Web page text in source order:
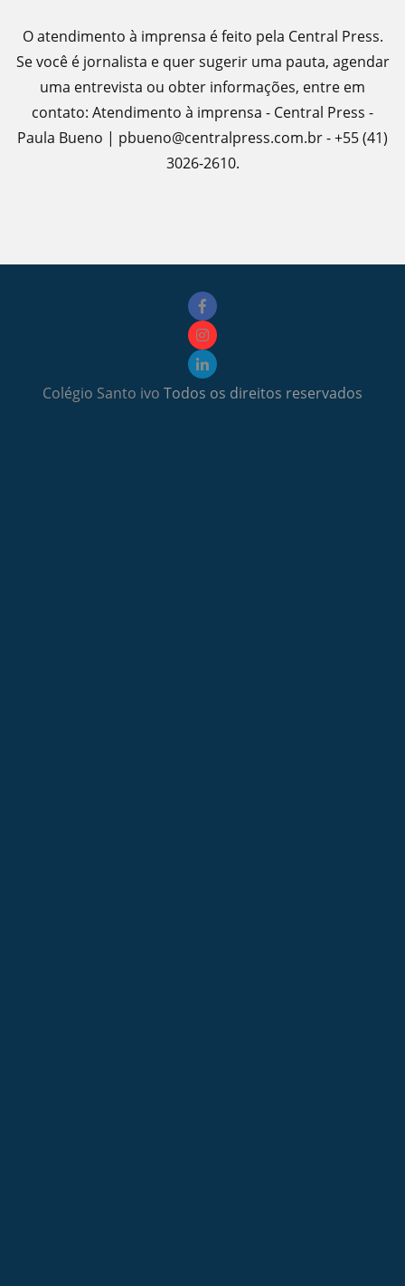
O atendimento à imprensa é feito pela Central Press.
Se você é jornalista e quer sugerir uma pauta, agendar
uma entrevista ou obter informações, entre em
contato: Atendimento à imprensa - Central Press -
Paula Bueno | pbueno@centralpress.com.br - +55 (41)
3026-2610.
Colégio Santo ivo Todos os direitos reservados